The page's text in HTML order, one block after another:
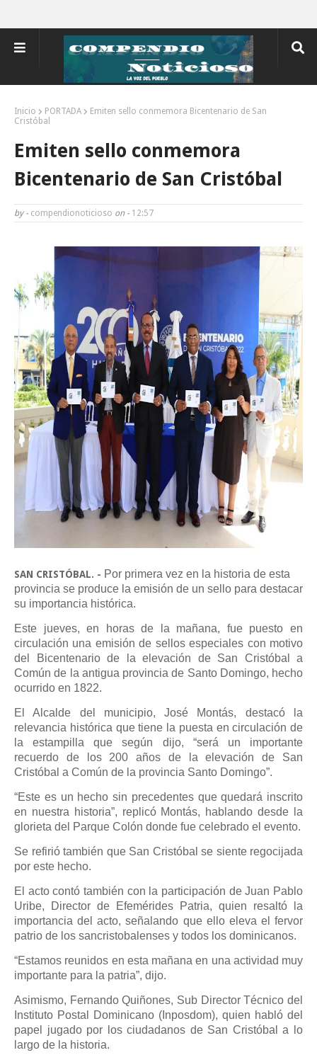
Inicio PORTADA
Emiten sello conmemora Bicentenario de San
Cristóbal
Emiten sello conmemora
Bicentenario de San Cristóbal
by - compendionoticioso on - 12:57
SAN CRISTÓBAL. - Por primera vez en la historia de esta
provincia se produce la emisión de un sello para destacar
su importancia histórica.
Este jueves, en horas de la mañana, fue puesto en
circulación una emisión de sellos especiales con motivo
del Bicentenario de la elevación de San Cristóbal a
Común de la antigua provincia de Santo Domingo, hecho
ocurrido en 1822.
El Alcalde del municipio, José Montás, destacó la
relevancia histórica que tiene la puesta en circulación de
la estampilla que según dijo, “será un importante
recuerdo de los 200 años de la elevación de San
Cristóbal a Común de la provincia Santo Domingo”.
“Este es un hecho sin precedentes que quedará inscrito
en nuestra historia”, replicó Montás, hablando desde la
glorieta del Parque Colón donde fue celebrado el evento.
Se refirió también que San Cristóbal se siente regocijada
por este hecho.
El acto contó también con la participación de Juan Pablo
Uribe, Director de Efemérides Patria, quien resaltó la
importancia del acto, señalando que ello eleva el fervor
patrio de los sancristobalenses y todos los dominicanos.
“Estamos reunidos en esta mañana en una actividad muy
importante para la patria”, dijo.
Asimismo, Fernando Quiñones, Sub Director Técnico del
Instituto Postal Dominicano (Inposdom), quien habló del
papel jugado por los ciudadanos de San Cristóbal a lo
largo de la historia.